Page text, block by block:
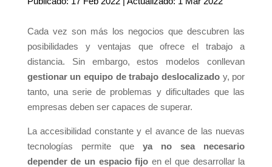
Cada vez son más los negocios que descubren las
posibilidades y ventajas que ofrece el trabajo a
distancia. Sin embargo, estos modelos conllevan
gestionar un equipo de trabajo deslocalizadoy, por
tanto, una serie de problemas y dificultades que las
empresas deben ser capaces de superar.
La accesibilidad constante y el avance de las nuevas
tecnologías permite que ya no sea necesario
depender de un espacio fijo en el que desarrollar la